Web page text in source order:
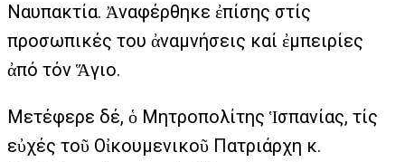
Ναυπακτία. Ἀναφέρθηκε ἐπίσης στίς
προσωπικές του ἀναμνήσεις καί ἐμπειρίες
ἀπό τόν Ἅγιο.
Μετέφερε δέ, ὁ Μητροπολίτης Ἱσπανίας, τίς
εὐχές τοῦ Οἰκουμενικοῦ Πατριάρχη κ.